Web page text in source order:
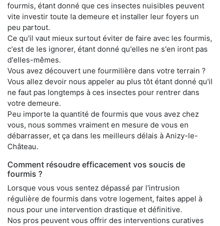
fourmis, étant donné que ces insectes nuisibles peuvent
vite investir toute la demeure et installer leur foyers un
peu partout.
Ce qu'il vaut mieux surtout éviter de faire avec les fourmis,
c'est de les ignorer, étant donné qu'elles ne s'en iront pas
d'elles-mêmes.
Vous avez découvert une fourmilière dans votre terrain ?
Vous allez devoir nous appeler au plus tôt étant donné qu'il
ne faut pas longtemps à ces insectes pour rentrer dans
votre demeure.
Peu importe la quantité de fourmis que vous avez chez
vous, nous sommes vraiment en mesure de vous en
débarrasser, et ça dans les meilleurs délais à Anizy-le-
Château.
Comment résoudre efficacement vos soucis de
fourmis ?
Lorsque vous vous sentez dépassé par l'intrusion
régulière de fourmis dans votre logement, faites appel à
nous pour une intervention drastique et définitive.
Nos pros peuvent vous offrir des interventions curatives